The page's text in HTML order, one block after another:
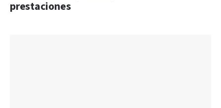
prestaciones